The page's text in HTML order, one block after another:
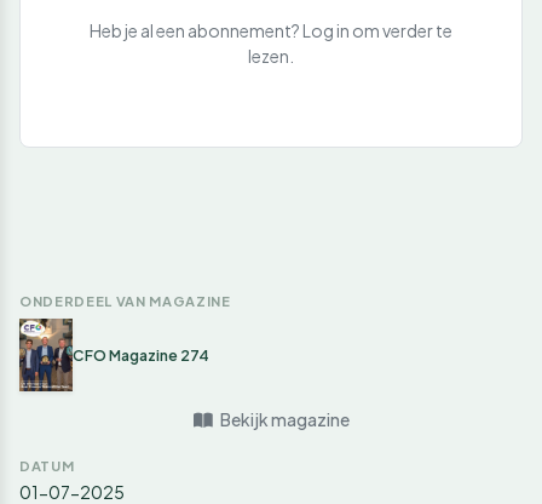
Heb je al een abonnement? Log in om verder te
lezen.
ONDERDEEL VAN MAGAZINE
CFO Magazine 274
Bekijk magazine
DATUM
01-07-2025